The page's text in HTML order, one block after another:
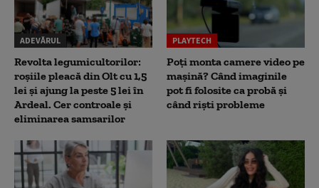
ADEVĂRUL
Revolta legumicultorilor:
roșiile pleacă din Olt cu 1,5
lei și ajung la peste 5 lei în
Ardeal. Cer controale și
eliminarea samsarilor
PLAYTECH
Poți monta camere video pe
mașină? Când imaginile
pot fi folosite ca probă și
când riști probleme